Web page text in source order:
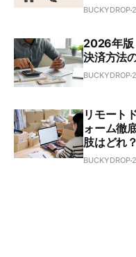
BUCKYDROP
2026年版
決済方法
BUCKYDROP
リモート
ォーム徹
肢はどれ？
BUCKYDROP